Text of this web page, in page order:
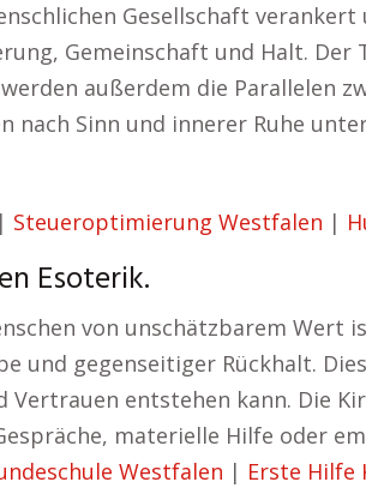
Gesellschaft
Gemeinschaft und Halt. Der
außerdem die Parallelen
Sinn und innerer Ruhe
| Steueroptimierung Westfalen |
Esoterik.
von unschätzbarem
und gegenseitiger Rückhalt.
entstehen kann. Die
materielle Hilfe oder
Westfalen | Erste Hilfe